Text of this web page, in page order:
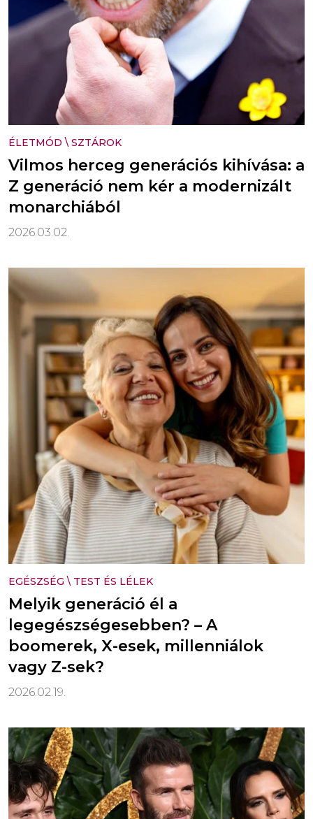
ÉLETMÓD \ SZTÁROK
Vilmos herceg generációs kihívása: a
Z generáció nem kér a modernizált
monarchiából
2026.03.02.
EGÉSZSÉG \ TEST ÉS LÉLEK
Melyik generáció él a
legegészségesebben? – A
boomerek, X-esek, millenniálok
vagy Z-sek?
2026.02.19.